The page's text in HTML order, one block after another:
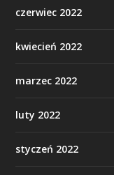
czerwiec 2022
kwiecień 2022
marzec 2022
luty 2022
styczeń 2022